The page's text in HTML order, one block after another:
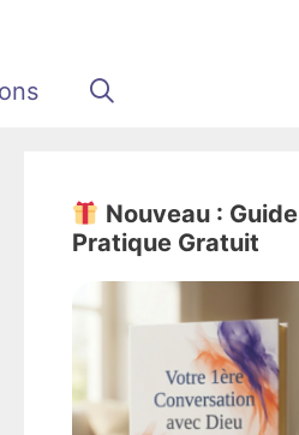
Nouveau : Guide
Pratique Gratuit